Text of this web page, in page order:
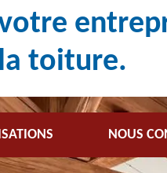
la toiture.
NOUS